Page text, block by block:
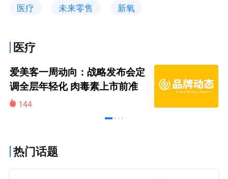
医疗 未来零售 新氧
医疗
爱美客一周动向：战略发布会定
调全层年轻化 肉毒素上市前准
备引关注
144
热门话题